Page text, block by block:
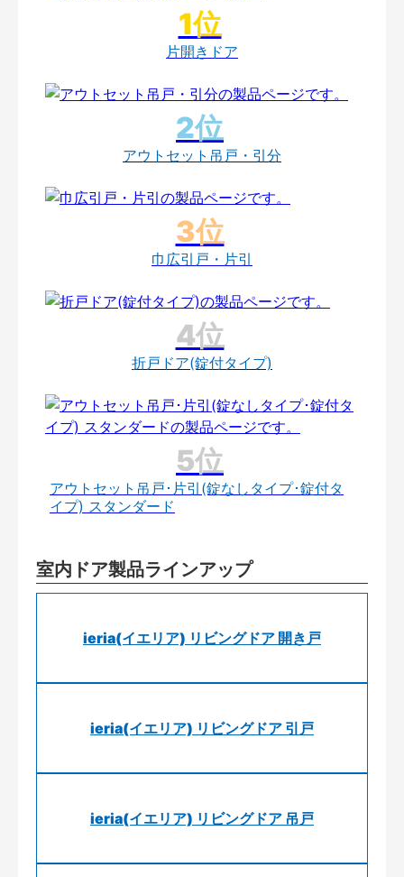
片開きドア
アウトセット吊戸・引分
巾広引戸・片引
折戸ドア(錠付タイプ)
アウトセット吊戸･片引(錠なしタイプ･錠付タ
イプ) スタンダード
室内ドア製品ラインアップ
ieria(イエリア) リビングドア 開き戸
ieria(イエリア) リビングドア 引戸
ieria(イエリア) リビングドア 吊戸